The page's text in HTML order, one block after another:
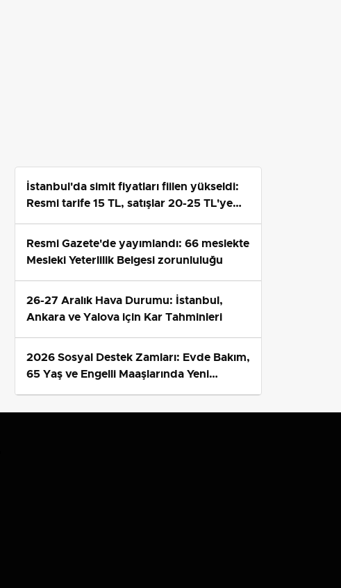
İstanbul'da simit fiyatları fiilen yükseldi:
Resmi tarife 15 TL, satışlar 20-25 TL'ye
Resmi Gazete'de yayımlandı: 66 meslekte
Mesleki Yeterlilik Belgesi zorunluluğu
26-27 Aralık Hava Durumu: İstanbul,
Ankara ve Yalova için Kar Tahminleri
2026 Sosyal Destek Zamları: Evde Bakım,
65 Yaş ve Engelli Maaşlarında Yeni